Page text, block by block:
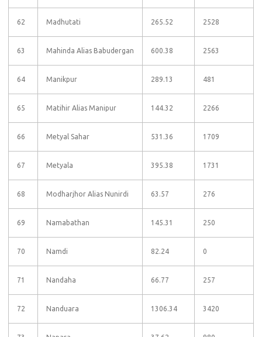
62 Madhutati 265.52 2528
63 Mahinda Alias Babudergan 600.38 2563
64 Manikpur 289.13 481
65 Matihir Alias Manipur 144.32 2266
66 Metyal Sahar 531.36 1709
67 Metyala 395.38 1731
68 Modharjhor Alias Nunirdi 63.57 276
69 Namabathan 145.31 250
70 Namdi 82.24 0
71 Nandaha 66.77 257
72 Nanduara 1306.34 3420